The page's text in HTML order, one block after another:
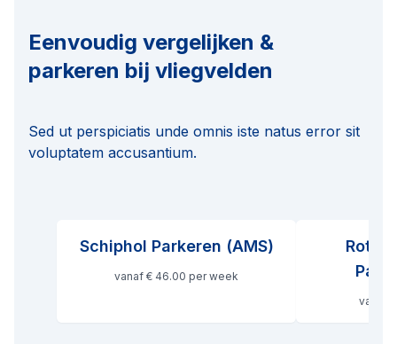
Eenvoudig vergelijken &
parkeren bij vliegvelden
Sed ut perspiciatis unde omnis iste natus error sit
voluptatem accusantium.
Schiphol Parkeren (AMS)
vanaf € 46.00 per week
vanaf